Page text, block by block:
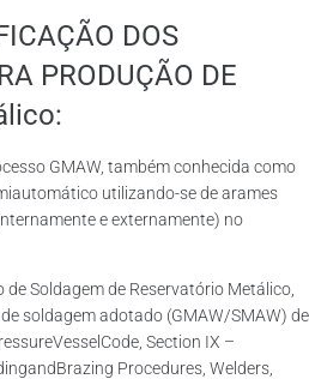
DOS
PRODUÇÃO DE
GMAW, também conhecida como
utilizando-se de arames
e externamente) no
Soldagem de Reservatório Metálico,
soldagem adotado (GMAW/SMAW) de
Section IX –
Procedures, Welders,